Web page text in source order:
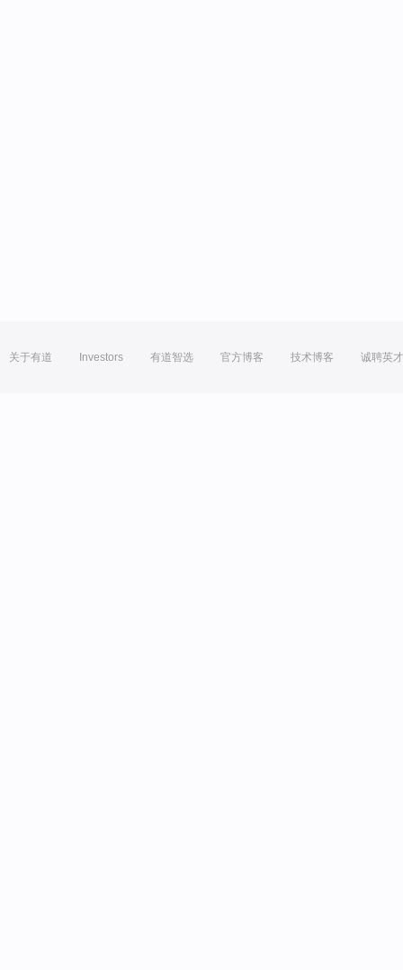
关于有道 Investors 有道智选 官方博客 技术博客 诚聘英才